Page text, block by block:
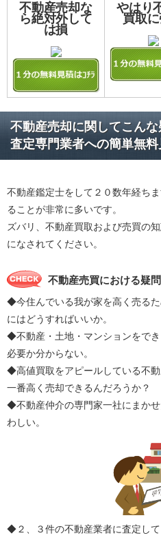
不動産売却な
ら絶対外して
は損
やはり
買取
不動産売却に関してこん
査定専門業者への簡単無
不動産鑑定士をして２０数年経ち
ることが非常に多いです。
ズバリ、不動産買取および売買の
になされてください。
不動産売買における疑
◆今住んでいる我が家を高く売る
にはどうすればいいか。
◆不動産・土地・マンションをで
必要か分からない。
◆高値買取をアピールしている不動
一番高く売却できるんだろうか？
◆不動産仲介の専門家一社にまか
わしい。
◆２、３件の不動産業者に査定し